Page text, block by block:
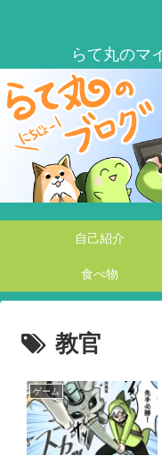
自己紹介
食べ物
教官
ゲーム